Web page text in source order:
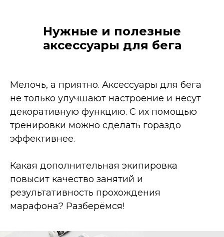
Нужные и полезные
аксессуары для бега
Мелочь, а приятно. Аксессуары для бега
не только улучшают настроение и несут
декоративную функцию. С их помощью
тренировки можно сделать гораздо
эффективнее.
Какая дополнительная экипировка
повысит качество занятий и
результативность прохождения
марафона? Разберёмся!